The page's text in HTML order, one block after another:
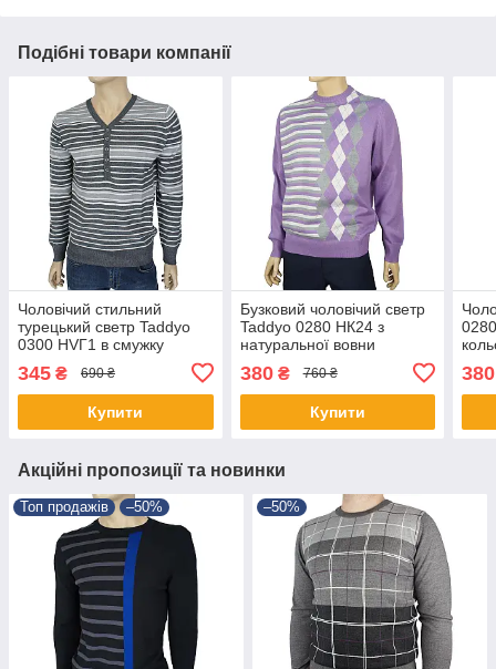
Подібні товари компанії
Чоловічий стильний
турецький светр Taddyo
0300 НVГ1 в смужку
345 ₴ 690 ₴
Купити
Бузковий чоловічий светр
Taddyo 0280 НК24 з
натуральної вовни
380₴ 760 ₴
Купити
380
Акційні пропозиції та новинки
Топ продажів –50% –50%